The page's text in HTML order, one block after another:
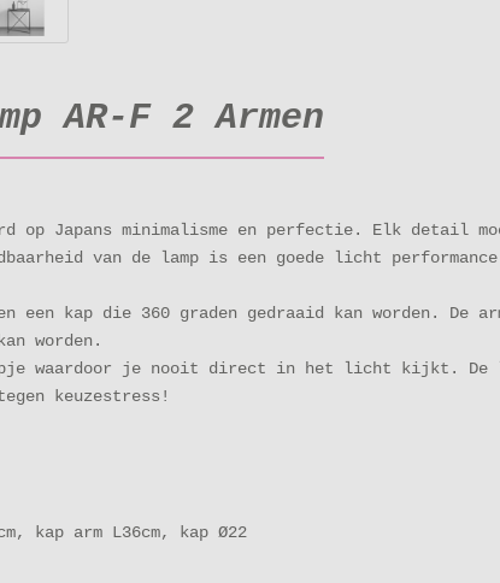
AR-F 2 Armen
op Japans minimalisme en perfectie. Elk detail
van de lamp is een goede licht
een kap die 360 graden gedraaid kan worden. De
worden.
waardoor je nooit direct in het licht kijkt. De
keuzestress!
kap arm L36cm, kap Ø22